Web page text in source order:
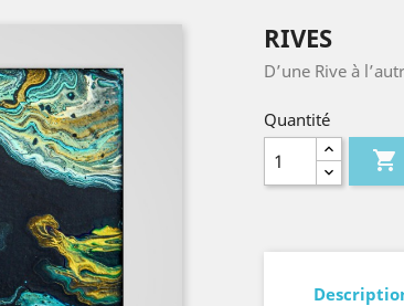
RIVES
D’une Rive à
Quantité
